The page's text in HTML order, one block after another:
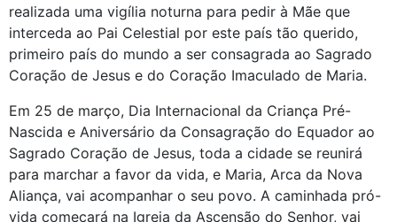
realizada uma vigília noturna para pedir à Mãe que
interceda ao Pai Celestial por este país tão querido,
primeiro país do mundo a ser consagrada ao Sagrado
Coração de Jesus e do Coração Imaculado de Maria.
Em 25 de março, Dia Internacional da Criança Pré-
Nascida e Aniversário da Consagração do Equador ao
Sagrado Coração de Jesus, toda a cidade se reunirá
para marchar a favor da vida, e Maria, Arca da Nova
Aliança, vai acompanhar o seu povo. A caminhada pró-
vida começará na Igreja da Ascensão do Senhor, vai